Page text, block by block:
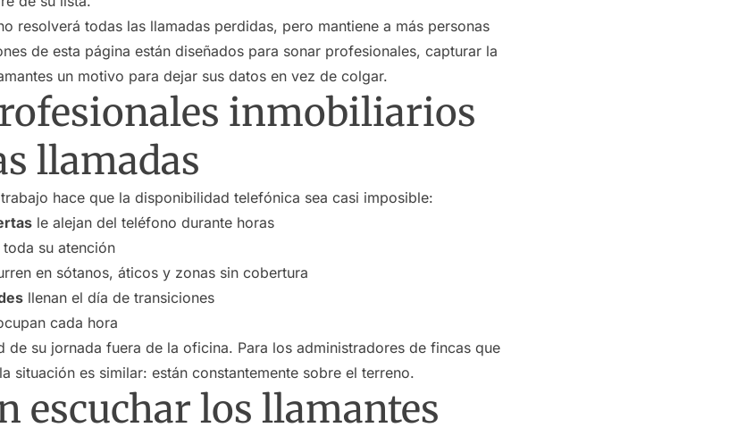
resolverá todas las llamadas perdidas, pero mantiene a más personas
de esta página están diseñados para sonar profesionales, capturar la
un motivo para dejar sus datos en vez de colgar.
inmobiliarios
llamadas
hace que la disponibilidad telefónica sea casi imposible:
le alejan del teléfono durante horas
toda su atención
en sótanos, áticos y zonas sin cobertura
llenan el día de transiciones
cada hora
de su jornada fuera de la oficina. Para los administradores de fincas que
situación es similar: están constantemente sobre el terreno.
escuchar los llamantes